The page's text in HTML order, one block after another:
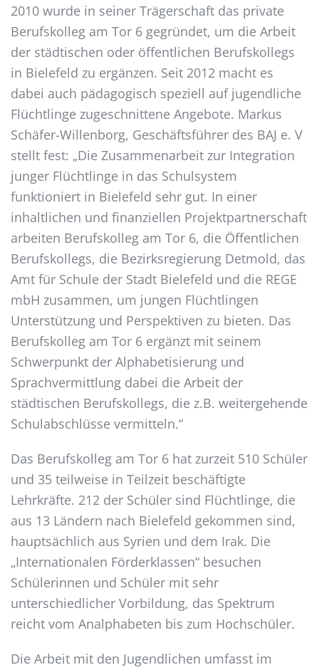
2010 wurde in seiner Trägerschaft das private
Berufskolleg am Tor 6 gegründet, um die Arbeit
der städtischen oder öffentlichen Berufskollegs
in Bielefeld zu ergänzen. Seit 2012 macht es
dabei auch pädagogisch speziell auf jugendliche
Flüchtlinge zugeschnittene Angebote. Markus
Schäfer-Willenborg, Geschäftsführer des BAJ e. V
stellt fest: „Die Zusammenarbeit zur Integration
junger Flüchtlinge in das Schulsystem
funktioniert in Bielefeld sehr gut. In einer
inhaltlichen und finanziellen Projektpartnerschaft
arbeiten Berufskolleg am Tor 6, die Öffentlichen
Berufskollegs, die Bezirksregierung Detmold, das
Amt für Schule der Stadt Bielefeld und die REGE
mbH zusammen, um jungen Flüchtlingen
Unterstützung und Perspektiven zu bieten. Das
Berufskolleg am Tor 6 ergänzt mit seinem
Schwerpunkt der Alphabetisierung und
Sprachvermittlung dabei die Arbeit der
städtischen Berufskollegs, die z.B. weitergehende
Schulabschlüsse vermitteln.“
Das Berufskolleg am Tor 6 hat zurzeit 510 Schüler
und 35 teilweise in Teilzeit beschäftigte
Lehrkräfte. 212 der Schüler sind Flüchtlinge, die
aus 13 Ländern nach Bielefeld gekommen sind,
hauptsächlich aus Syrien und dem Irak. Die
„Internationalen Förderklassen“ besuchen
Schülerinnen und Schüler mit sehr
unterschiedlicher Vorbildung, das Spektrum
reicht vom Analphabeten bis zum Hochschüler.
Die Arbeit mit den Jugendlichen umfasst im